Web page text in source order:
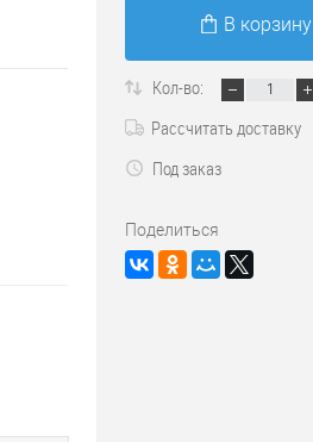
В корзину
Кол-во:
Рассчитать доставку
Под заказ
Поделиться